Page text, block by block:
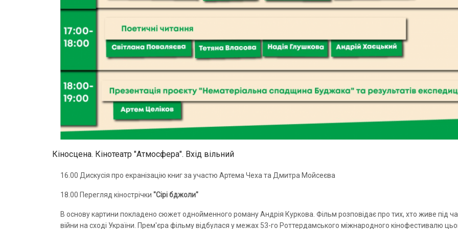
Кіносцена. Кінотеатр "Атмосфера". Вхід вільний
16.00 Дискусія про екранізацію книг за участю Артема Чеха та Дмитра Мойсеєва
18.00 Перегляд кінострічки "Сірі бджоли"
В основу картини покладено сюжет однойменного роману Андрія Куркова. Фільм розповідає про тих, хто живе під
війни на сході України. Прем'єра фільму відбулася у межах 53-го Роттердамського міжнародного кінофестивалю